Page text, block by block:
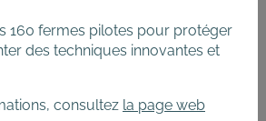
diversifient leurs productions
les techniques de culture, de
commercialisation, ce qui
alimentaire en réduisant la
160 fermes pilotes pour protéger
des techniques innovantes et
consultez la page web